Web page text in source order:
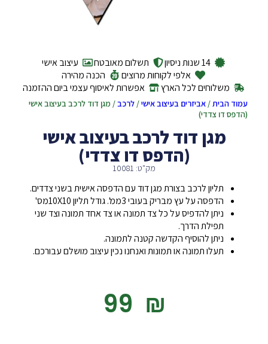
14 שנות ניסיון תשלום מאובטח
עיצוב אישי
אלפי לקוחות מרוצים
הכנה מהירה
משלוחים לכל הארץ
אפשרות לאיסוף עצמי ביום ההזמנה
עמוד הבית/אביזרים בעיצוב אישי/לרכב/ מגן דוד לרכב בעיצוב אישי
(הדפס דו צדדי)
מגן דוד לרכב בעיצוב אישי
(הדפס דו צדדי)
מק"ט: 10081
תליון לרכב בצורת מגן דוד עם הדפסה אישית בשני צדדים.
הדפסה על עץ מבריק בעובי 3ממ'. גודל תליון 10X10מס'
ניתן להדפיס על כל צד תמונה או צד אחד תמונה וצד שני
תפילת הדרך.
ניתן להוסיף הקדשה קטנה לתמונה.
תעלו תמונה או תמונות ואנחנו נכין עיצוב מושלם עבורכם.
‎99 ₪